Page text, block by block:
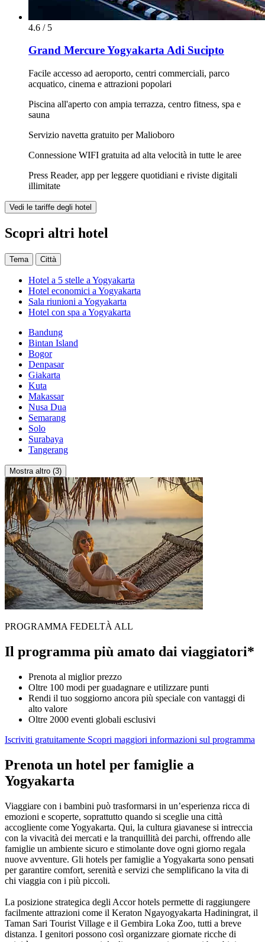
4.6 / 5
Grand Mercure Yogyakarta Adi Sucipto
Facile accesso ad aeroporto, centri commerciali, parco
acquatico, cinema e attrazioni popolari
Piscina all'aperto con ampia terrazza, centro fitness, spa e
sauna
Servizio navetta gratuito per Malioboro
Connessione WIFI gratuita ad alta velocità in tutte le aree
Press Reader, app per leggere quotidiani e riviste digitali
illimitate
Vedi le tariffe degli hotel
Scopri altri hotel
Tema Città
Hotel a 5 stelle a Yogyakarta
Hotel economici a Yogyakarta
Sala riunioni a Yogyakarta
Hotel con spa a Yogyakarta
Bandung
Bintan Island
Bogor
Denpasar
Giakarta
Kuta
Makassar
Nusa Dua
Semarang
Solo
Surabaya
Tangerang
Mostra altro (3)
PROGRAMMA FEDELTÀ ALL
Il programma più amato dai viaggiatori*
Prenota al miglior prezzo
Oltre 100 modi per guadagnare e utilizzare punti
Rendi il tuo soggiorno ancora più speciale con vantaggi di
alto valore
Oltre 2000 eventi globali esclusivi
Iscriviti gratuitamente Scopri maggiori informazioni sul programma
Prenota un hotel per famiglie a
Yogyakarta
Viaggiare con i bambini può trasformarsi in un’esperienza ricca di
emozioni e scoperte, soprattutto quando si sceglie una città
accogliente come Yogyakarta. Qui, la cultura giavanese si intreccia
con la vivacità dei mercati e la tranquillità dei parchi, offrendo alle
famiglie un ambiente sicuro e stimolante dove ogni giorno regala
nuove avventure. Gli hotels per famiglie a Yogyakarta sono pensati
per garantire comfort, serenità e servizi che semplificano la vita di
chi viaggia con i più piccoli.
La posizione strategica degli Accor hotels permette di raggiungere
facilmente attrazioni come il Keraton Ngayogyakarta Hadiningrat, il
Taman Sari Tourist Village e il Gembira Loka Zoo, tutti a breve
distanza. I genitori possono così organizzare giornate ricche di